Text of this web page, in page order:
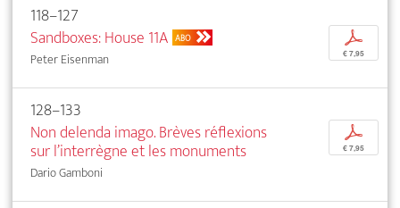
118–127
Sandboxes: House 11A ABO
Peter Eisenman
p
€ 7,95
128–133
Non delenda imago. Brèves réflexions
sur l’interrègne et les monuments
Dario Gamboni
p
€ 7,95